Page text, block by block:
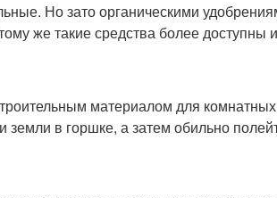
Но зато органическими
же такие средства более доступны
материалом для
в горшке, а затем обильно